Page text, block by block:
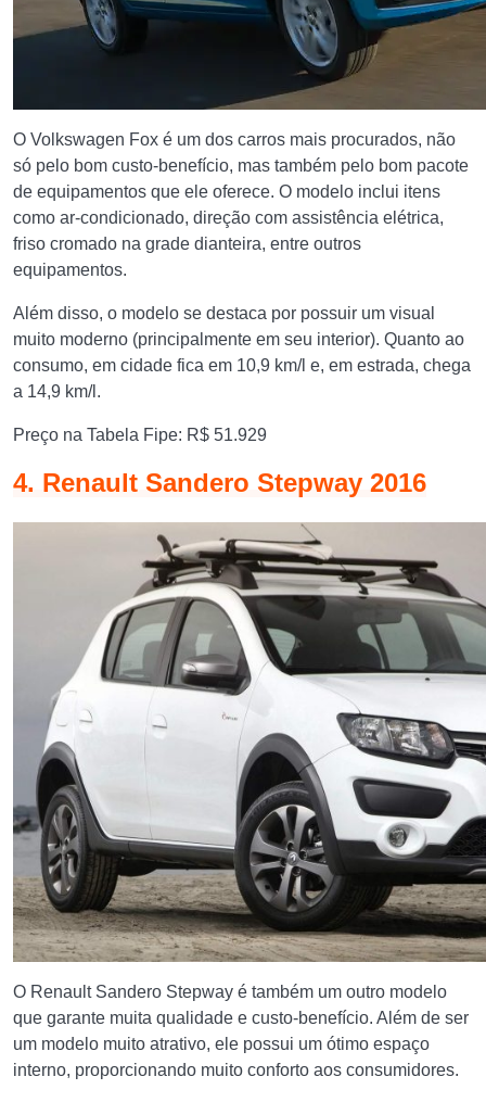
O Volkswagen Fox é um dos carros mais procurados, não
só pelo bom custo-benefício, mas também pelo bom pacote
de equipamentos que ele oferece. O modelo inclui itens
como ar-condicionado, direção com assistência elétrica,
friso cromado na grade dianteira, entre outros
equipamentos.
Além disso, o modelo se destaca por possuir um visual
muito moderno (principalmente em seu interior). Quanto ao
consumo, em cidade fica em 10,9 km/l e, em estrada, chega
a 14,9 km/l.
Preço na Tabela Fipe: R$ 51.929
4. Renault Sandero Stepway 2016
O Renault Sandero Stepway é também um outro modelo
que garante muita qualidade e custo-benefício. Além de ser
um modelo muito atrativo, ele possui um ótimo espaço
interno, proporcionando muito conforto aos consumidores.